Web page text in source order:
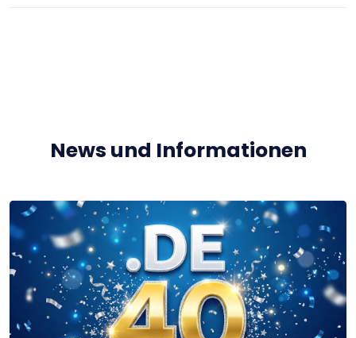
News und Informationen